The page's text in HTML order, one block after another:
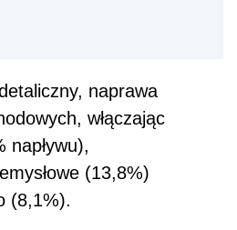
naprawa
włączając
napływu),
(13,8%)
(8,1%).